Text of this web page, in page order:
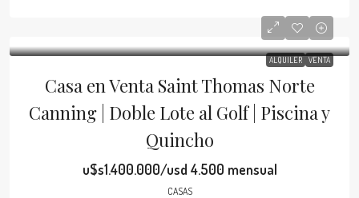
ALQUILER VENTA
Casa en Venta Saint Thomas Norte
Canning | Doble Lote al Golf | Piscina y
Quincho
u$s1.400.000/usd 4.500 mensual
CASAS